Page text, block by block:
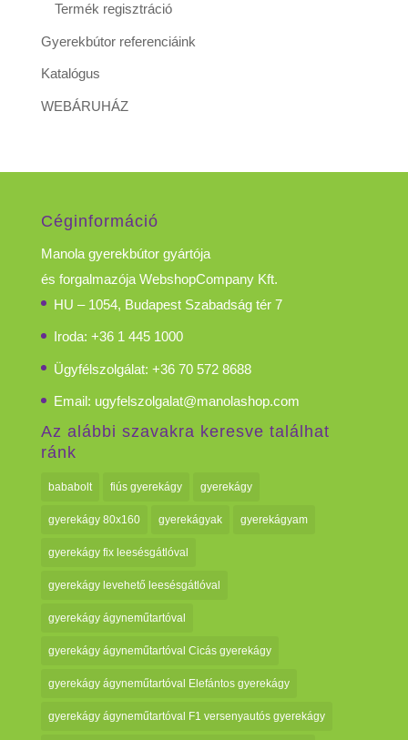
Termék regisztráció
Gyerekbútor referenciáink
Katalógus
WEBÁRUHÁZ
Céginformáció
Manola gyerekbútor gyártója
és forgalmazója WebshopCompany Kft.
HU – 1054, Budapest Szabadság tér 7
Iroda: +36 1 445 1000
Ügyfélszolgálat: +36 70 572 8688
Email: ugyfelszolgalat@manolashop.com
Az alábbi szavakra keresve találhat
ránk
bababolt fiús gyerekágy gyerekágy
gyerekágy 80x160 gyerekágyak gyerekágyam
gyerekágy fix leesésgátlóval
gyerekágy levehető leesésgátlóval
gyerekágy ágyneműtartóval
gyerekágy ágyneműtartóval Cicás gyerekágy
gyerekágy ágyneműtartóval Elefántos gyerekágy
gyerekágy ágyneműtartóval F1 versenyautós gyerekágy